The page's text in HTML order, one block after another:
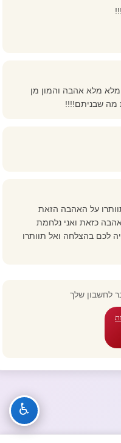
מלא אהבה והמון מן
מה שבניתם!!!!
על האהבה הזאת
כזאת ואני נלחמת
לכם בהצלחה ואל תוותרו
לחשבון שלך
♿